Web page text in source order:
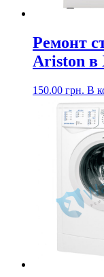
Ремонт
Ariston в
150.00 грн. В